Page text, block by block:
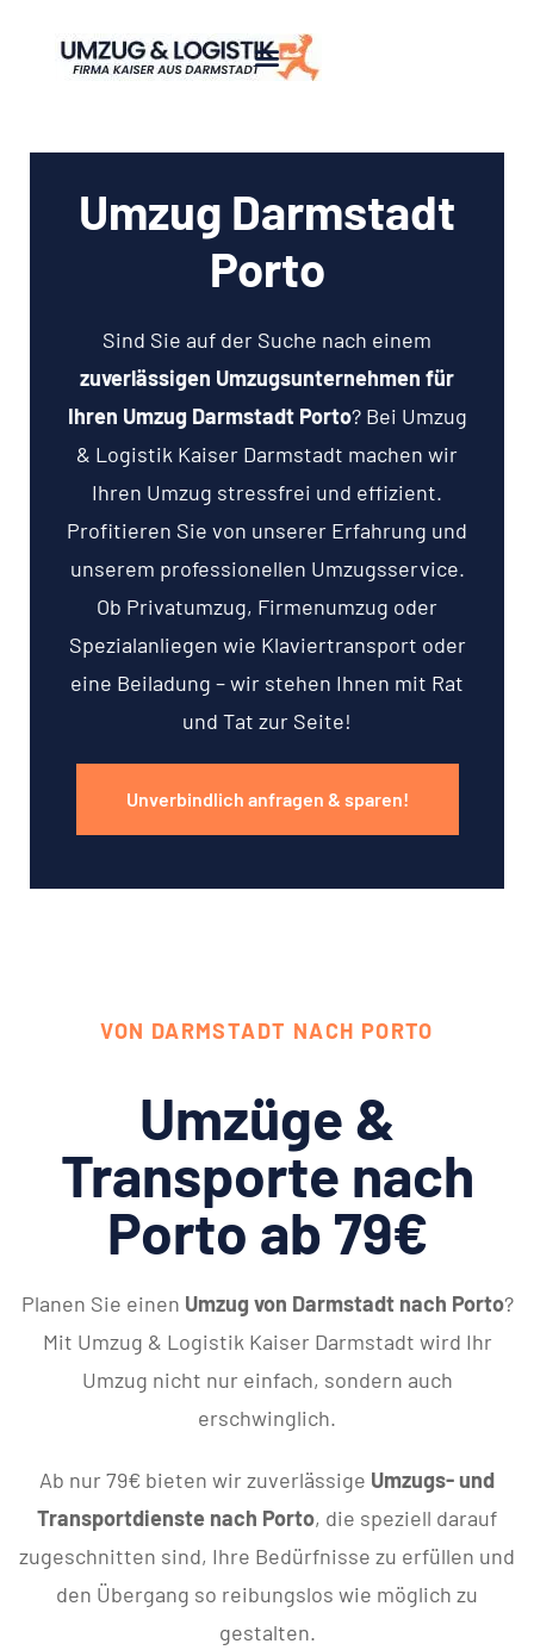
Umzug Darmstadt
Porto
Sind Sie auf der Suche nach einem
zuverlässigen Umzugsunternehmen für
Ihren Umzug Darmstadt Porto? Bei Umzug
& Logistik Kaiser Darmstadt machen wir
Ihren Umzug stressfrei und effizient.
Profitieren Sie von unserer Erfahrung und
unserem professionellen Umzugsservice.
Ob Privatumzug, Firmenumzug oder
Spezialanliegen wie Klaviertransport oder
eine Beiladung – wir stehen Ihnen mit Rat
und Tat zur Seite!
Unverbindlich anfragen & sparen!
VON DARMSTADT NACH PORTO
Umzüge &
Transporte nach
Porto ab 79€
Planen Sie einen Umzug von Darmstadt nach Porto?
Mit Umzug & Logistik Kaiser Darmstadt wird Ihr
Umzug nicht nur einfach, sondern auch
erschwinglich.
Ab nur 79€ bieten wir zuverlässige Umzugs- und
Transportdienste nach Porto, die speziell darauf
zugeschnitten sind, Ihre Bedürfnisse zu erfüllen und
den Übergang so reibungslos wie möglich zu
gestalten.